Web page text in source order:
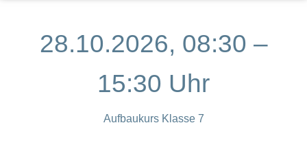
28.10.2026, 08:30 –
15:30 Uhr
Aufbaukurs Klasse 7